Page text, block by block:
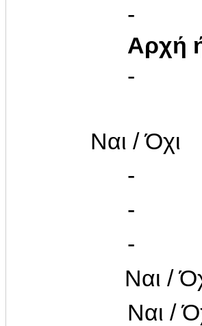
-
Αρχή
-
Ναι / Όχι
-
-
-
Ναι /
Ναι /